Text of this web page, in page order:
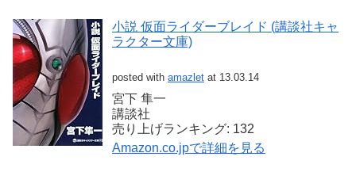
小説 仮面ライダーブレイド (講談社キャ
ラクター文庫)
posted with amazlet at 13.03.14
宮下 隼一
講談社
売り上げランキング: 132
Amazon.co.jpで詳細を見る